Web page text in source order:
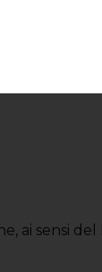
di obblighi
ai sensi